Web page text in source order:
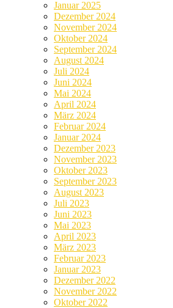
Januar 2025
Dezember 2024
November 2024
Oktober 2024
September 2024
August 2024
Juli 2024
Juni 2024
Mai 2024
April 2024
März 2024
Februar 2024
Januar 2024
Dezember 2023
November 2023
Oktober 2023
September 2023
August 2023
Juli 2023
Juni 2023
Mai 2023
April 2023
März 2023
Februar 2023
Januar 2023
Dezember 2022
November 2022
Oktober 2022